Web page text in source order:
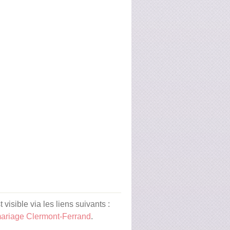
visible via les liens suivants :
Clermont-Ferrand.